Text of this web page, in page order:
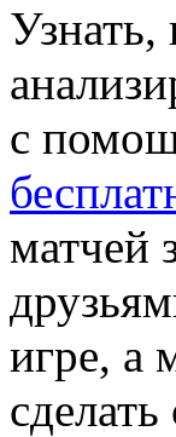
Узнать,
с
матчей
игре, а